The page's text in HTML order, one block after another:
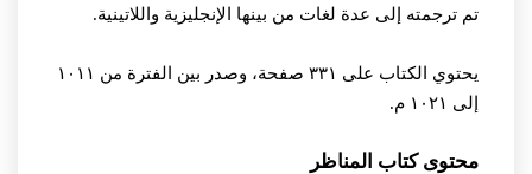
تم ترجمته إلى عدة لغات من بينها الإنجليزية واللاتينية.
يحتوي الكتاب على ٣٣١ صفحة، وصدر بين الفترة من ١٠١١
إلى ١٠٢١ م.
محتوى كتاب المناظر